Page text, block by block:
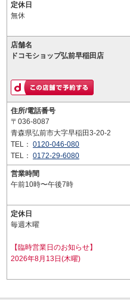
定休日
無休
店舗名
ドコモショップ弘前早稲田店
住所/電話番号
〒036-8087
青森県弘前市大字早稲田3-20-2
TEL： 0120-046-080
TEL： 0172-29-6080
営業時間
午前10時〜午後7時
定休日
毎週木曜
【臨時営業日のお知らせ】
2026年8月13日(木曜)